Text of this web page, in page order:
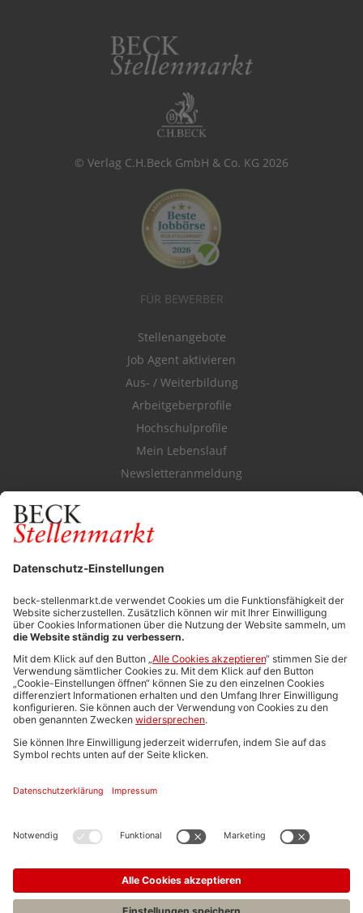
© Verlag C.H.Beck GmbH & Co. KG 2026
FÜR BEWERBER
Stellenangebote
Job Agent aktivieren
Aus- / Weiterbildung
Arbeitgeberprofile
Hochschulprofile
Mein Lebenslauf
Newsletteranmeldung
Durchsuchen Sie den Stellenkatalog
FÜR ARBEITGEBER
Stellenmarktpreise
Anzeigen-AGB
Media-Daten
Newsletteranmeldung
Produktübersicht
ALLGEMEIN
FAQs
Impressum
Stellenangebote C.H.BECK